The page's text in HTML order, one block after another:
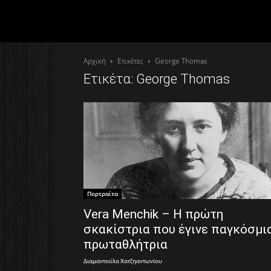
Αρχική Ετικέτες George Thomas
Ετικέτα: George Thomas
Πορτραίτα
Vera Menchik – Η πρώτη
σκακίστρια που έγινε
πρωταθλήτρια
Διαμαντούλα Χατζηαντωνίου